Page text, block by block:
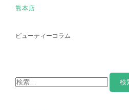
熊本店
ビューティーコラム